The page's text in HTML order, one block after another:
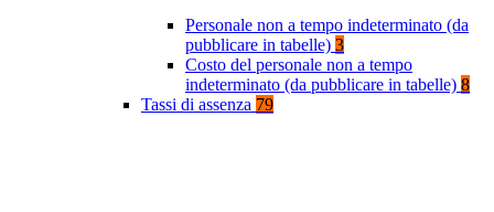
Personale non a tempo indeterminato (da
pubblicare in tabelle) 3
Costo del personale non a tempo
indeterminato (da pubblicare in tabelle) 8
Tassi di assenza 79